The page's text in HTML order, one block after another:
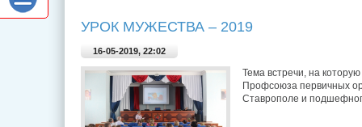
УРОК МУЖЕСТВА – 2019
16-05-2019, 22:02
Тема встречи, на
Профсоюза первичных
Ставрополе и